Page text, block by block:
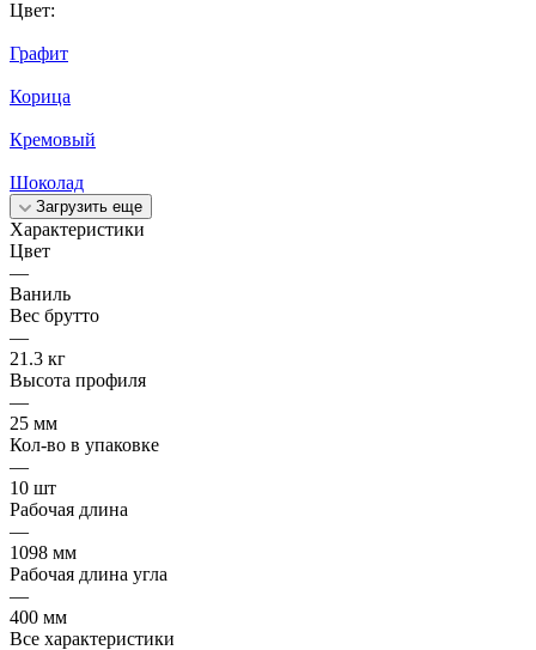
Цвет:
Графит
Корица
Кремовый
Шоколад
Загрузить еще
Характеристики
Цвет
—
Ваниль
Вес брутто
—
21.3 кг
Высота профиля
—
25 мм
Кол-во в упаковке
—
10 шт
Рабочая длина
—
1098 мм
Рабочая длина угла
—
400 мм
Все характеристики